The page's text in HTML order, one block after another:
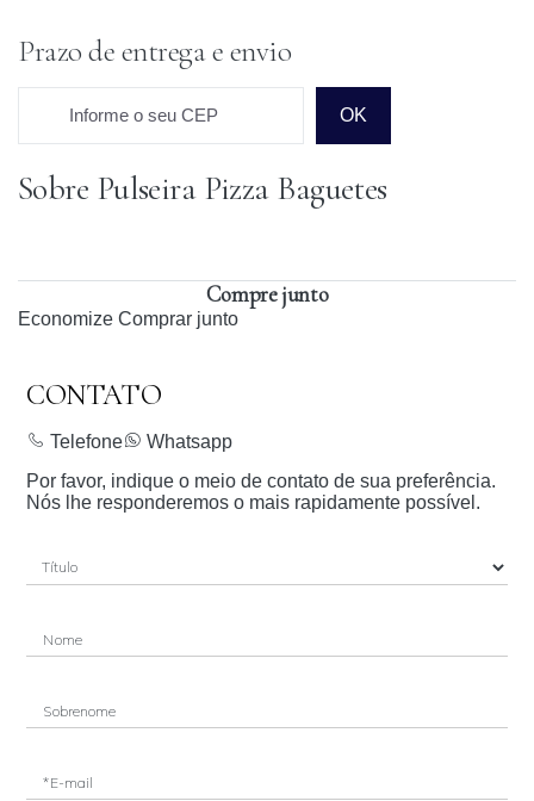
Prazo de entrega e envio
Informe o seu CEP OK
Prazo para o CEP
Sobre Pulseira Pizza Baguetes
Compre junto
Economize Comprar junto
CONTATO
Telefone
Whatsapp
Por favor, indique o meio de contato de sua preferência.
Nós lhe responderemos o mais rapidamente possível.
Nome
Sobrenome
*E-mail